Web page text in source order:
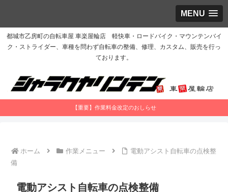
MENU
都城市乙房町の自転車屋 車楽屋輪店 軽快車・ロードバイク・マウンテンバイ
ク・ストライダー、車種を問わず自転車の整備、修理、カスタム、販売を行っ
ております。
【重要】作業料金改定のおしらせ
ホーム 作業メニュー
電動アシスト自転車の点検整
備
電動アシスト自転車の点検整備